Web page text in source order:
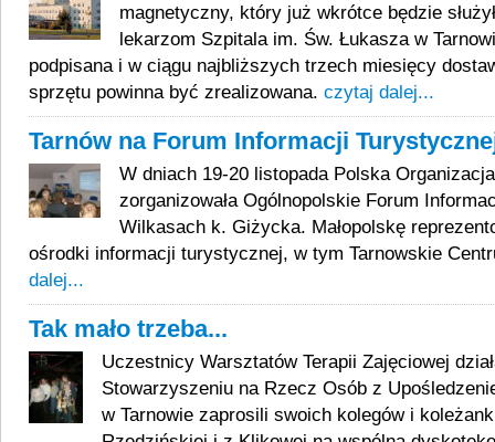
magnetyczny, który już wkrótce będzie
lekarzom Szpitala im. Św. Łukasza w
podpisana i w ciągu najbliższych trzech miesięcy
sprzętu powinna być zrealizowana. czytaj dalej...
Tarnów na Forum Informacji
W dniach 19-20 listopada Polska
zorganizowała Ogólnopolskie Forum
Wilkasach k. Giżycka. Małopolskę
ośrodki informacji turystycznej, w tym Tarnowskie
dalej...
Tak mało trzeba...
Uczestnicy Warsztatów Terapii Zajęciowej
Stowarzyszeniu na Rzecz Osób z
w Tarnowie zaprosili swoich kolegów i